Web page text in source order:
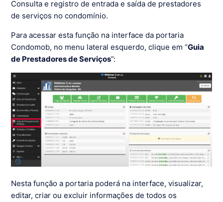
Consulta e registro de entrada e saída de prestadores
de serviços no condomínio.
Para acessar esta função na interface da portaria
Condomob, no menu lateral esquerdo, clique em “Guia
de Prestadores de Serviços”:
Nesta função a portaria poderá na interface, visualizar,
editar, criar ou excluir informações de todos os